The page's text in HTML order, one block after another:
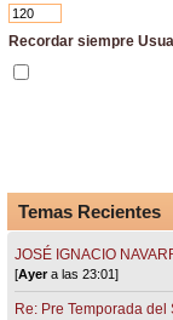
Recordar siempre
Temas Recientes
JOSÉ IGNACIO
[Ayera las 23:01]
Re: Pre Temporada